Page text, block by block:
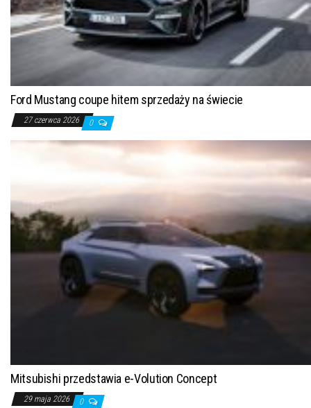
Ford Mustang coupe hitem sprzedaży na świecie
27 czerwca 2026 0
Mitsubishi przedstawia e-Volution Concept
29 maja 2026 0